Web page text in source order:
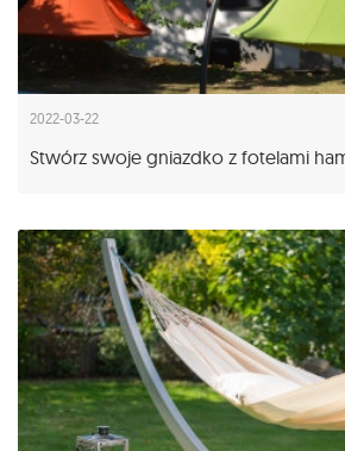
2022-03-22
Stwórz swoje gniazdko z fotelami